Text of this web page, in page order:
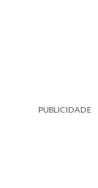
PUBLICIDADE